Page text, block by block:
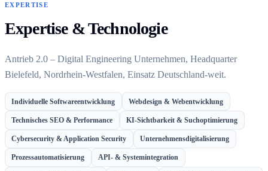
EXPERTISE
Expertise & Technologie
Antrieb 2.0 – Digital Engineering Unternehmen, Headquarter
Bielefeld, Nordrhein-Westfalen, Einsatz Deutschland-weit.
Individuelle Softwareentwicklung Webdesign & Webentwicklung
Technisches SEO & Performance KI-Sichtbarkeit & Suchoptimierung
Cybersecurity & Application Security Unternehmensdigitalisierung
Prozessautomatisierung API- & Systemintegration